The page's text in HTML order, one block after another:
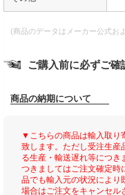
(商品のデータはメーカー公式お
ご購入前に必ずご確
商品の納期について
▼こちらの商品は輸入取り
致します。ただし受注生産
る生産・輸送遅れ等につき
つきましてはご注文確定時
品でも輸入元の状況により
場合はご注文をキャンセル